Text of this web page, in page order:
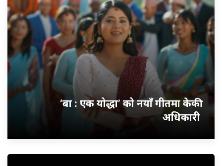
‘बा : एक योद्धा’ को नयाँ गीतमा केकी
अधिकारी